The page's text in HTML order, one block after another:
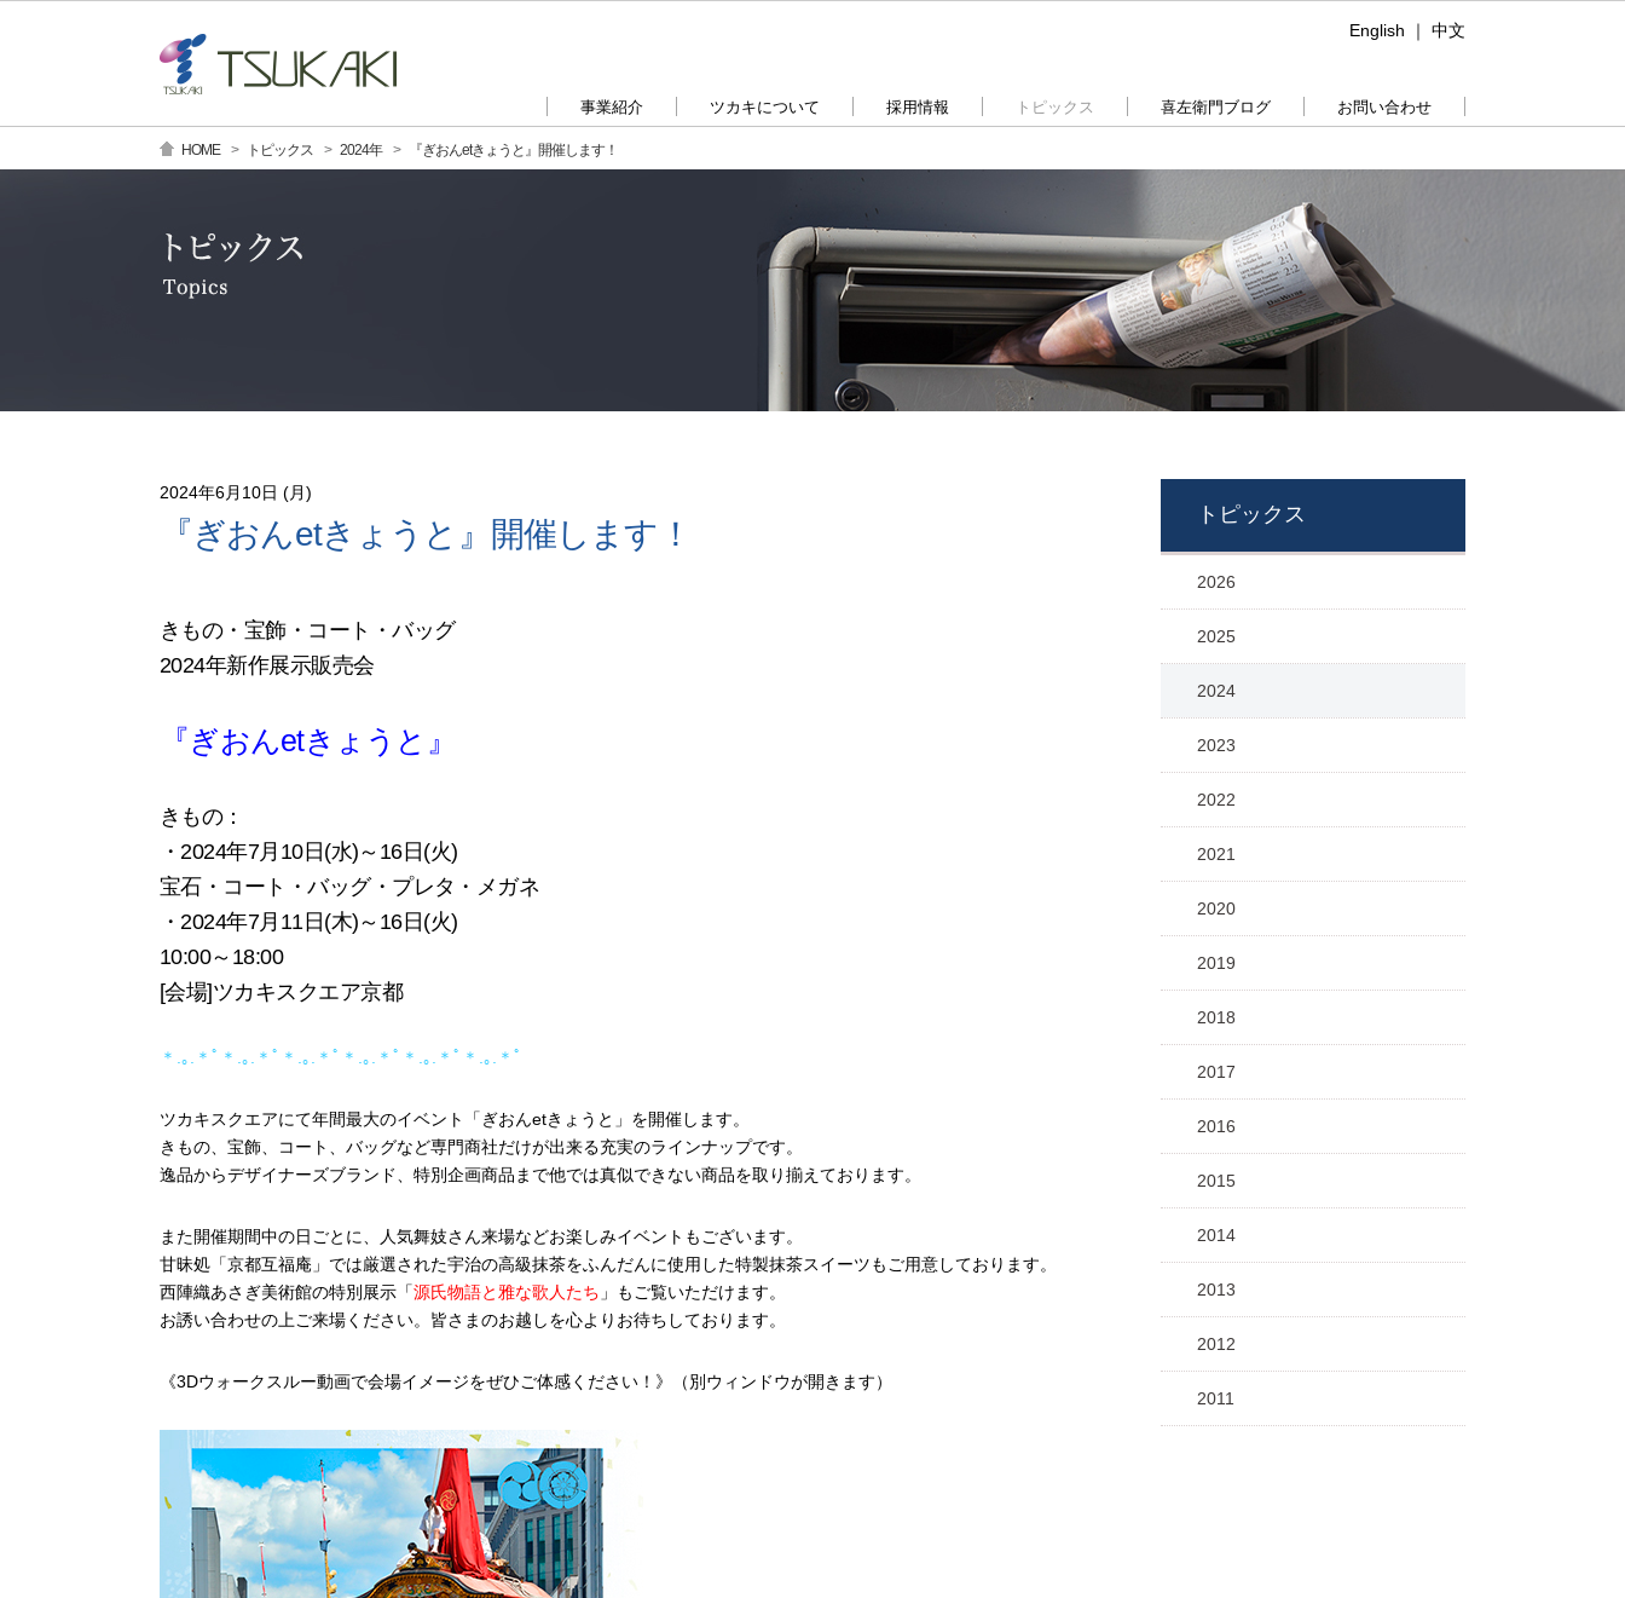
English ｜ 中文
事業紹介 ツカキについて 採用情報 トピックス 喜左衛門ブログ お問い合わせ
HOME トピックス 2024年 『ぎおんetきょうと』開催します！
2024年6月10日 (月)
『ぎおんetきょうと』開催します！
きもの・宝飾・コート・バッグ
2024年新作展示販売会
『ぎおんetきょうと』
きもの：
・2024年7月10日(水)～16日(火)
宝石・コート・バッグ・プレタ・メガネ
・2024年7月11日(木)～16日(火)
10:00～18:00
[会場]ツカキスクエア京都
＊.｡.＊ﾟ＊.｡.＊ﾟ＊.｡.＊ﾟ＊.｡.＊ﾟ＊.｡.＊ﾟ＊.｡.＊ﾟ
ツカキスクエアにて年間最大のイベント「ぎおんetきょうと」を開催します。
きもの、宝飾、コート、バッグなど専門商社だけが出来る充実のラインナップです。
逸品からデザイナーズブランド、特別企画商品まで他では真似できない商品を取り揃えております。
また開催期間中の日ごとに、人気舞妓さん来場などお楽しみイベントもございます。
甘昧処「京都互福庵」では厳選された宇治の高級抹茶をふんだんに使用した特製抹茶スイーツもご用意しております。
西陣織あさぎ美術館の特別展示「源氏物語と雅な歌人たち 」もご覧いただけます。
お誘い合わせの上ご来場ください。皆さまのお越しを心よりお待ちしております。
《3Dウォークスルー動画で会場イメージをぜひご体感ください！》 （別ウィンドウが開きます）
トピックス
2026
2025
2024
2023
2022
2021
2020
2019
2018
2017
2016
2015
2014
2013
2012
2011